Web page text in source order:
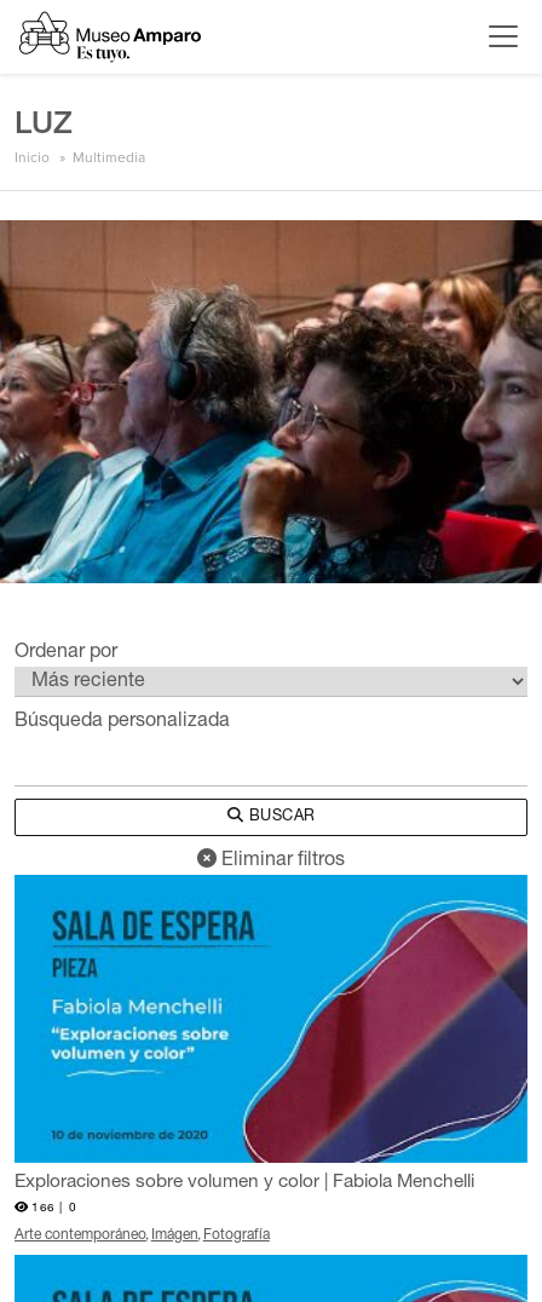
LUZ
Inicio Multimedia
Ordenar por
Búsqueda personalizada
BUSCAR
Eliminar filtros
Exploraciones sobre volumen y color | Fabiola Menchelli
166 | 0
Arte contemporáneo Imágen Fotografía